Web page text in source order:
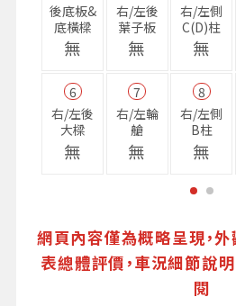
後底板&
底橫樑
無
右/左後
葉子板
無
右/左側
C(D)柱
無
6
右/左後
大樑
無
7
右/左輪
艙
無
8
右/左側
B柱
無
網頁內容僅為概略呈現，
表總體評價，車況細節說
閱